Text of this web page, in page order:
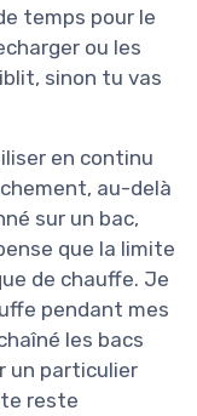
temps pour le
ou les
sinon tu vas
en continu
au-delà
sur un bac,
que la limite
de chauffe. Je
pendant mes
les bacs
un particulier
reste